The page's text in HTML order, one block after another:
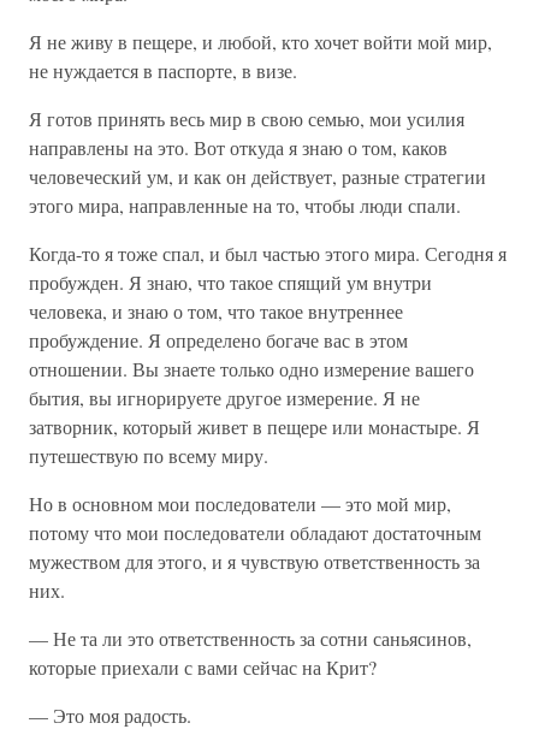
Я не живу в пещере, и любой, кто хочет войти мой мир,
не нуждается в паспорте, в визе.
Я готов принять весь мир в свою семью, мои усилия
направлены на это. Вот откуда я знаю о том, каков
человеческий ум, и как он действует, разные стратегии
этого мира, направленные на то, чтобы люди спали.
Когда-то я тоже спал, и был частью этого мира. Сегодня я
пробужден. Я знаю, что такое спящий ум внутри
человека, и знаю о том, что такое внутреннее
пробуждение. Я определено богаче вас в этом
отношении. Вы знаете только одно измерение вашего
бытия, вы игнорируете другое измерение. Я не
затворник, который живет в пещере или монастыре. Я
путешествую по всему миру.
Но в основном мои последователи — это мой мир,
потому что мои последователи обладают достаточным
мужеством для этого, и я чувствую ответственность за
них.
— Не та ли это ответственность за сотни саньясинов,
которые приехали с вами сейчас на Крит?
— Это моя радость.